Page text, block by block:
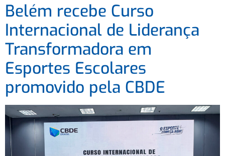
Belém recebe Curso
Internacional de Liderança
Transformadora em
Esportes Escolares
promovido pela CBDE